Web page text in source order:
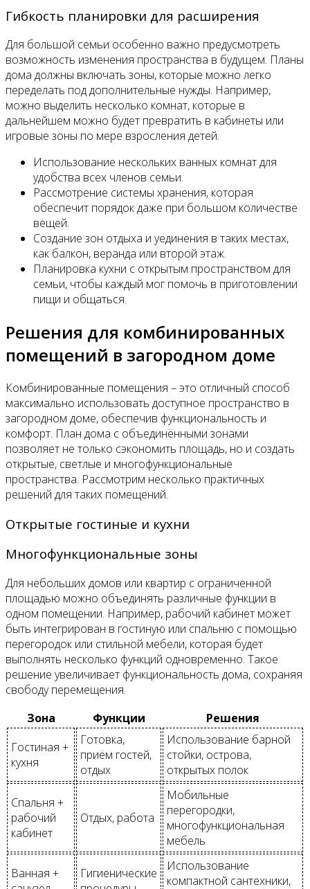
Гибкость планировки для расширения
Для большой семьи особенно важно предусмотреть
возможность изменения пространства в будущем. Планы
дома должны включать зоны, которые можно легко
переделать под дополнительные нужды. Например,
можно выделить несколько комнат, которые в
дальнейшем можно будет превратить в кабинеты или
игровые зоны по мере взросления детей.
Использование нескольких ванных комнат для
удобства всех членов семьи.
Рассмотрение системы хранения, которая
обеспечит порядок даже при большом количестве
вещей.
Создание зон отдыха и уединения в таких местах,
как балкон, веранда или второй этаж.
Планировка кухни с открытым пространством для
семьи, чтобы каждый мог помочь в приготовлении
пищи и общаться.
Решения для комбинированных
помещений в загородном доме
Комбинированные помещения – это отличный способ
максимально использовать доступное пространство в
загородном доме, обеспечив функциональность и
комфорт. План дома с объединёнными зонами
позволяет не только сэкономить площадь, но и создать
открытые, светлые и многофункциональные
пространства. Рассмотрим несколько практичных
решений для таких помещений.
Открытые гостиные и кухни
Многофункциональные зоны
Для небольших домов или квартир с ограниченной
площадью можно объединять различные функции в
одном помещении. Например, рабочий кабинет может
быть интегрирован в гостиную или спальню с помощью
перегородок или стильной мебели, которая будет
выполнять несколько функций одновременно. Такое
решение увеличивает функциональность дома, сохраняя
свободу перемещения.
Зона
Функции
Решения
Гостиная +
кухня
Готовка,
приём гостей,
отдых
Использование барной
стойки, острова,
открытых полок
Спальня +
рабочий
кабинет
Отдых, работа
Мобильные
перегородки,
многофункциональная
мебель
Ванная +
Гигиенические
Использование
компактной сантехники,